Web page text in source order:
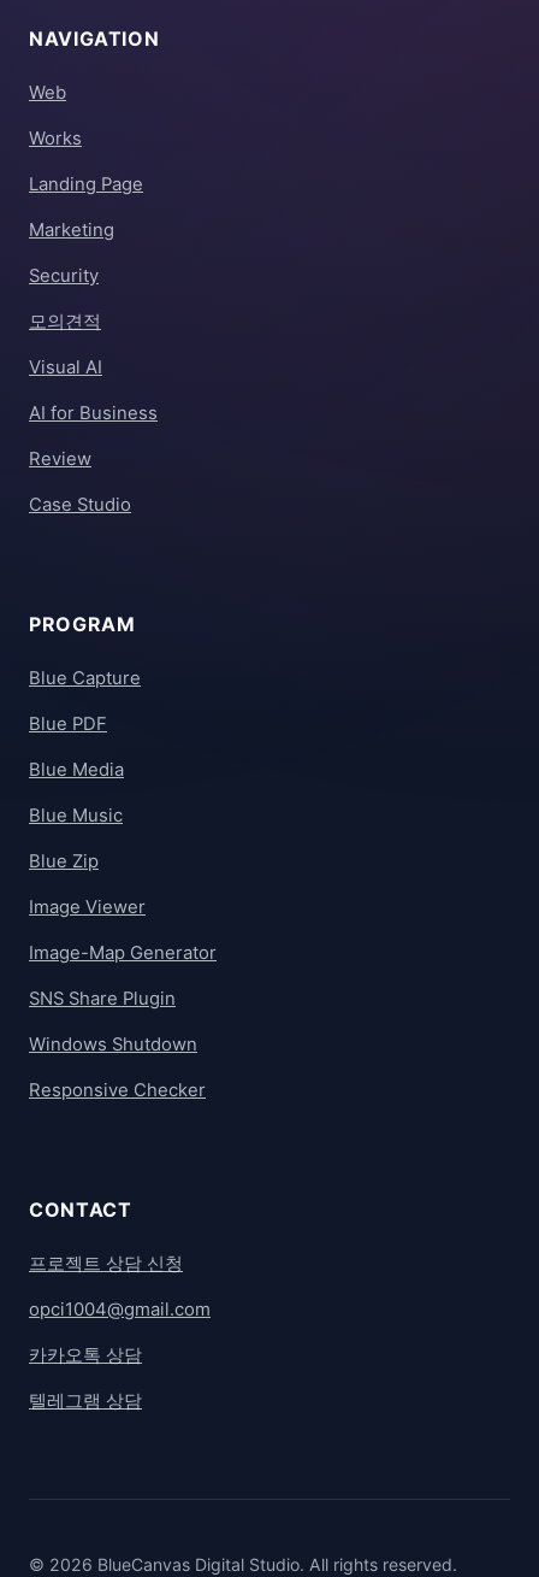
NAVIGATION
Web
Works
Landing Page
Marketing
Security
모의견적
Visual AI
AI for Business
Review
Case Studio
PROGRAM
Blue Capture
Blue PDF
Blue Media
Blue Music
Blue Zip
Image Viewer
Image-Map Generator
SNS Share Plugin
Windows Shutdown
Responsive Checker
CONTACT
프로젝트 상담 신청
opci1004@gmail.com
카카오톡 상담
텔레그램 상담
© 2026 BlueCanvas Digital Studio. All rights reserved.